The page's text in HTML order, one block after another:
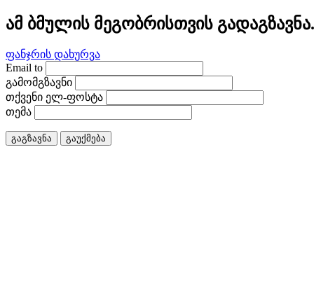
ამ ბმულის მეგობრისთვის გადაგზავნა.
ფანჯრის დახურვა
Email to
გამომგზავნი
თქვენი ელ-ფოსტა
თემა
გაგზავნა გაუქმება